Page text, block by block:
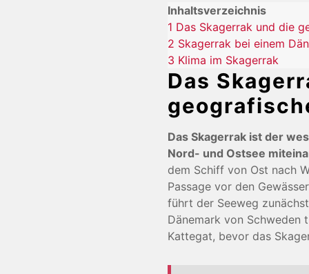
Inhaltsverzeichnis
1 Das Skagerrak und die
2 Skagerrak bei einem
3 Klima im Skagerrak
Das
Das Skagerrak ist der
Nord- und Ostsee
dem Schiff von Ost nach
Passage vor den
führt der Seeweg
Dänemark von Schweden
Kattegat, bevor das